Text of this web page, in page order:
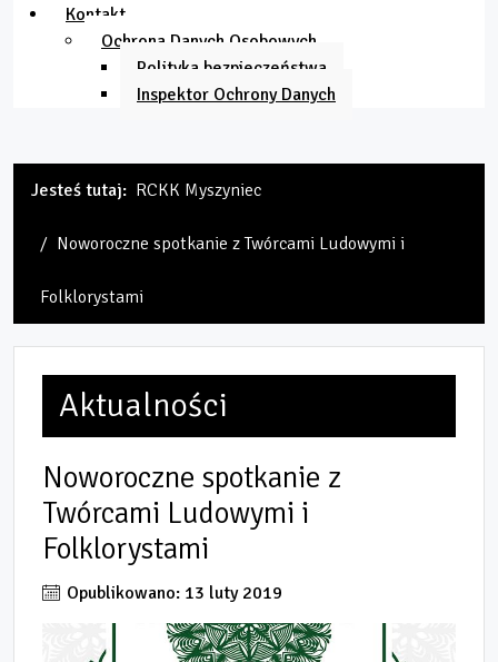
Kontakt
Ochrona Danych Osobowych
Polityka bezpieczeństwa
Inspektor Ochrony Danych
Jesteś tutaj: RCKK Myszyniec
Noworoczne spotkanie z Twórcami Ludowymi i
Folklorystami
Aktualności
Noworoczne spotkanie z
Twórcami Ludowymi i
Folklorystami
Opublikowano: 13 luty 2019